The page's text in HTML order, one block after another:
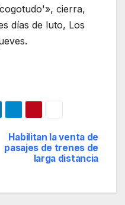
cierra,
días de luto, Los
Habilitan la venta de
pasajes de trenes de
larga distancia